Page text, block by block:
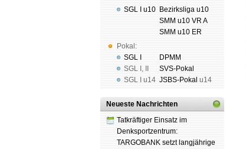
SGL I u10
Pokal:
SGL I
SGL I ,
SGL I
u14
Bezirksliga u10
SMM u10 VR A
SMM u10 ER
DPMM
SVS-Pokal
JSBS-Pokal u14
Neueste Nachrichten
Tatkräftiger Einsatz im
Denksportzentrum:
TARGOBANK setzt langjährige